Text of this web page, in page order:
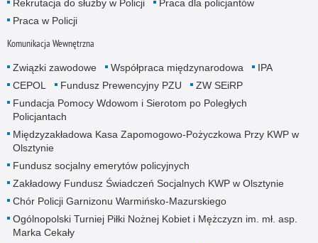
Rekrutacja do służby w Policji
Praca dla policjantów
Praca w Policji
Komunikacja Wewnętrzna
Związki zawodowe Współpraca międzynarodowa
IPA
CEPOL
Fundusz Prewencyjny PZU
ZW SEiRP
Fundacja Pomocy Wdowom i Sierotom po Poległych
Policjantach
Międzyzakładowa Kasa Zapomogowo-Pożyczkowa Przy KWP w
Olsztynie
Fundusz socjalny emerytów policyjnych
Zakładowy Fundusz Świadczeń Socjalnych KWP w Olsztynie
Chór Policji Garnizonu Warmińsko-Mazurskiego
Ogólnopolski Turniej Piłki Nożnej Kobiet i Mężczyzn im. mł. asp.
Marka Cekały